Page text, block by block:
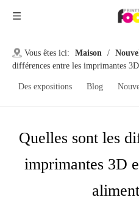
Vous êtes ici: Maison /
différences entre les imprimantes
Des expositions Blog
Quelles sont les
imprimantes 3D